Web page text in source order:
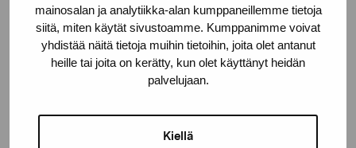
mainosalan ja analytiikka-alan kumppaneillemme tietoja
siitä, miten käytät sivustoamme. Kumppanimme voivat
yhdistää näitä tietoja muihin tietoihin, joita olet antanut
heille tai joita on kerätty, kun olet käyttänyt heidän
palvelujaan.
Kiellä
Villa Skeppet, Snäcksundintie 8, Tammisaari